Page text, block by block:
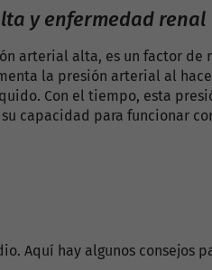
y enfermedad renal
arterial alta, es un factor
la presión arterial al
Con el tiempo, esta
capacidad para funcionar
Aquí hay algunos consejos